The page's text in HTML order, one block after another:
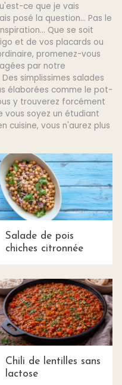
ce que je vais
posé la question... Pas le
Que se soit
et de vos placards ou
promenez-vous
par notre
simplissimes salades
élaborées comme le pot-
y trouverez forcément
vous soyez un étudiant
cuisine, vous n'aurez plus
Salade de pois
chiches citronnée
Chili de lentilles sans
lactose